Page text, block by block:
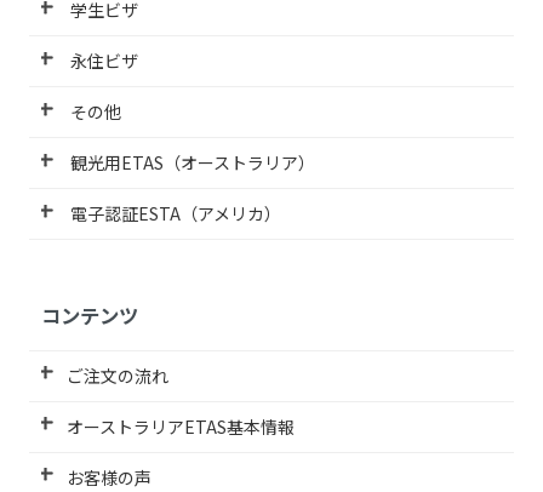
学生ビザ
永住ビザ
その他
観光用ETAS（オーストラリア）
電子認証ESTA（アメリカ）
コンテンツ
ご注文の流れ
オーストラリアETAS基本情報
お客様の声